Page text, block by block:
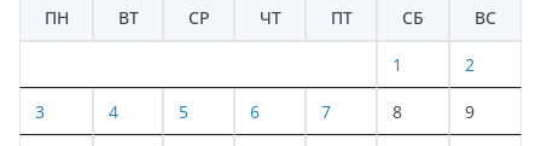
ПН
ВТ СР ЧТ ПТ СБ ВС
1 2
3 4 5 6 7 8 9